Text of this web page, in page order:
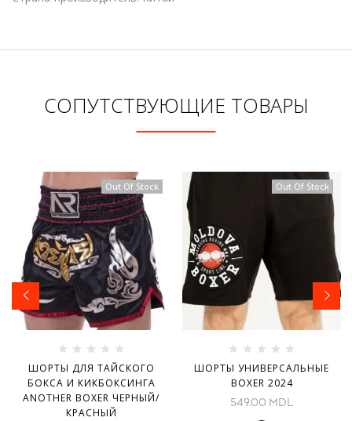
СОПУТСТВУЮЩИЕ ТОВАРЫ
Out Of Stock
ШОРТЫ ДЛЯ ТАЙСКОГО
БОКСА И КИКБОКСИНГА
ANOTHER BOXER ЧЕРНЫЙ/
КРАСНЫЙ
Out Of Stock
ШОРТЫ УНИВЕРСАЛЬНЫЕ
BOXER 2024
549.00 MDL